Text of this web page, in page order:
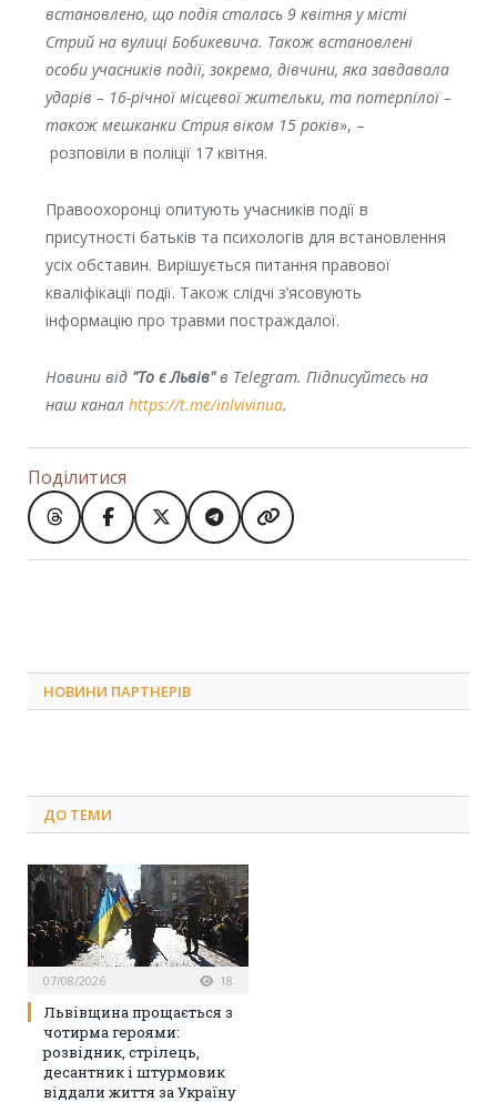
встановлено, що подія сталась 9 квітня у місті
Стрий на вулиці Бобикевича. Також встановлені
особи учасників події, зокрема, дівчини, яка завдавала
ударів – 16-річної місцевої жительки, та потерпілої –
також мешканки Стрия віком 15 років», –
розповіли в поліції 17 квітня.
Правоохоронці опитують учасників події в
присутності батьків та психологів для встановлення
усіх обставин. Вирішується питання правової
кваліфікації події. Також слідчі з’ясовують
інформацію про травми постраждалої.
Новини від "То є Львів"в Telegram. Підписуйтесь на
наш канал https://t.me/inlvivinua.
Поділитися
НОВИНИ ПАРТНЕРІВ
ДО ТЕМИ
07/08/2026 18
Львівщина прощається з
чотирма героями:
розвідник, стрілець,
десантник і штурмовик
віддали життя за Україну